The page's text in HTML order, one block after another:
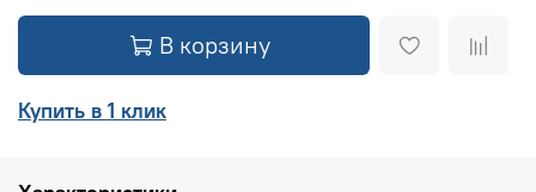
В корзину
Купить в 1 клик